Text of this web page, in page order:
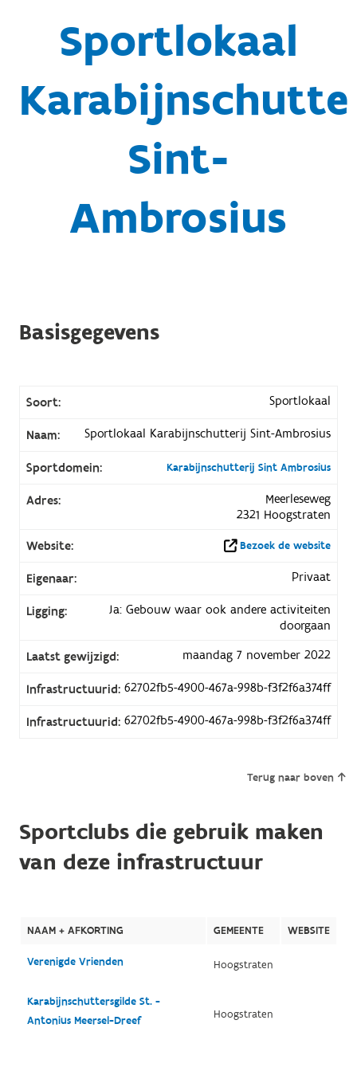
Sportlokaal
Sint-
Ambrosius
Basisgegevens
Soort: Sportlokaal
Naam: Sportlokaal Karabijnschutterij Sint-Ambrosius
Sportdomein: Karabijnschutterij Sint Ambrosius
Adres:
Meerleseweg
2321 Hoogstraten
Website:
Bezoek de website
Eigenaar: Privaat
Ligging:
Ja: Gebouw waar ook andere activiteiten
doorgaan
Laatst gewijzigd:
maandag 7 november 2022
Infrastructuurid: 62702fb5-4900-467a-998b-f3f2f6a374ff
Infrastructuurid: 62702fb5-4900-467a-998b-f3f2f6a374ff
Terug naar boven
Sportclubs die gebruik maken
van deze infrastructuur
NAAM + AFKORTING GEMEENTE WEBSITE
Verenigde Vrienden Hoogstraten
Karabijnschuttersgilde St. -
Antonius Meersel-Dreef
Hoogstraten